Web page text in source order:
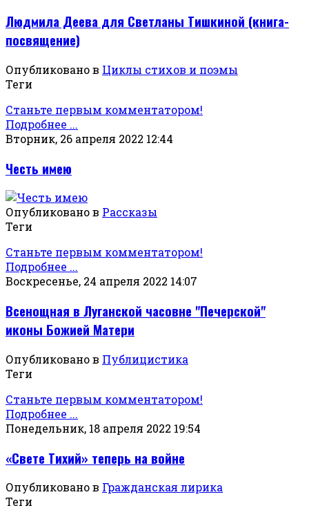
Людмила Деева для Светланы Тишкиной (книга-
посвящение)
Опубликовано в Циклы стихов и поэмы
Теги
Станьте первым комментатором!
Подробнее ...
Вторник, 26 апреля 2022 12:44
Честь имею
Опубликовано в Рассказы
Теги
Станьте первым комментатором!
Подробнее ...
Воскресенье, 24 апреля 2022 14:07
Всенощная в Луганской часовне "Печерской"
иконы Божией Матери
Опубликовано в Публицистика
Теги
Станьте первым комментатором!
Подробнее ...
Понедельник, 18 апреля 2022 19:54
«Свете Тихий» теперь на войне
Опубликовано в Гражданская лирика
Теги